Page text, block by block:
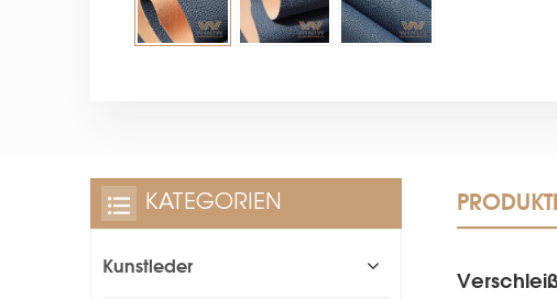
KATEGORIEN
Kunstleder